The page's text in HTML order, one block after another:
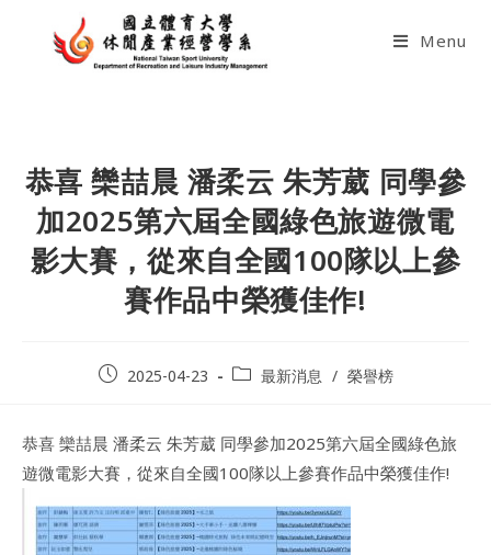
Menu
恭喜 欒喆晨 潘柔云 朱芳葳 同學參
加2025第六屆全國綠色旅遊微電
影大賽，從來自全國100隊以上參
賽作品中榮獲佳作!
Post2025-04-23
Post最新消息 / 榮譽榜
恭喜 欒喆晨 潘柔云 朱芳葳 同學參加2025第六屆全國綠色旅
遊微電影大賽，從來自全國100隊以上參賽作品中榮獲佳作!